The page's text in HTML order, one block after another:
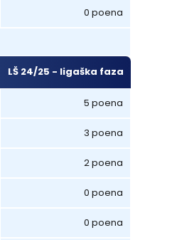
0 poena
LŠ 24/25 - ligaška faza
5 poena
3 poena
2 poena
0 poena
0 poena